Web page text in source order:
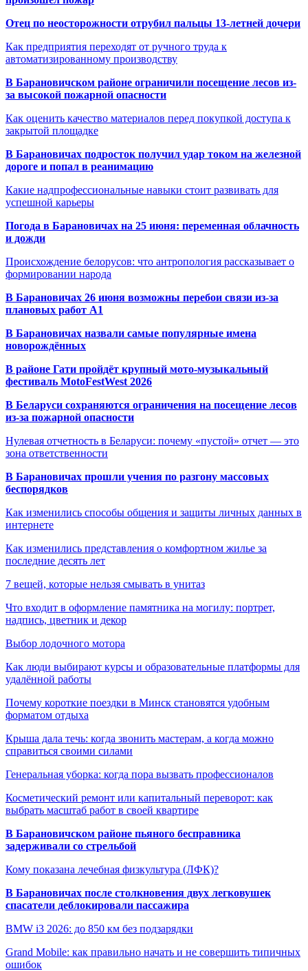
Отец по неосторожности отрубил пальцы 13-летней дочери
Как предприятия переходят от ручного труда к
автоматизированному производству
В Барановичском районе ограничили посещение лесов из-
за высокой пожарной опасности
Как оценить качество материалов перед покупкой доступа к
закрытой площадке
В Барановичах подросток получил удар током на железной
дороге и попал в реанимацию
Какие надпрофессиональные навыки стоит развивать для
успешной карьеры
Погода в Барановичах на 25 июня: переменная облачность
и дожди
Происхождение белорусов: что антропология рассказывает о
формировании народа
В Барановичах 26 июня возможны перебои связи из-за
плановых работ A1
В Барановичах назвали самые популярные имена
новорождённых
В районе Гати пройдёт крупный мото-музыкальный
фестиваль MotoFestWest 2026
В Беларуси сохраняются ограничения на посещение лесов
из-за пожарной опасности
Нулевая отчетность в Беларуси: почему «пустой» отчет — это
зона ответственности
В Барановичах прошли учения по разгону массовых
беспорядков
Как изменились способы общения и защиты личных данных в
интернете
Как изменились представления о комфортном жилье за
последние десять лет
7 вещей, которые нельзя смывать в унитаз
Что входит в оформление памятника на могилу: портрет,
надпись, цветник и декор
Выбор лодочного мотора
Как люди выбирают курсы и образовательные платформы для
удалённой работы
Почему короткие поездки в Минск становятся удобным
форматом отдыха
Крыша дала течь: когда звонить мастерам, а когда можно
справиться своими силами
Генеральная уборка: когда пора вызвать профессионалов
Косметический ремонт или капитальный переворот: как
выбрать масштаб работ в своей квартире
В Барановичском районе пьяного бесправника
задерживали со стрельбой
Кому показана лечебная физкультура (ЛФК)?
В Барановичах после столкновения двух легковушек
спасатели деблокировали пассажира
BMW i3 2026: до 850 км без подзарядки
Grand Mobile: как правильно начать и не совершить типичных
ошибок